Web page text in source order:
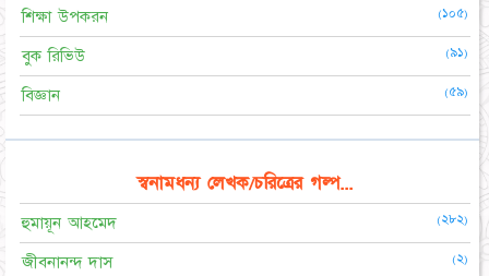
শিক্ষা উপকরন (১০৫)
বুক রিভিউ (৯১)
বিজ্ঞান (৫৯)
স্বনামধন্য লেখক/চরিত্রের গল্প...
হুমায়ূন আহমেদ (২৮২)
জীবনানন্দ দাস (২)